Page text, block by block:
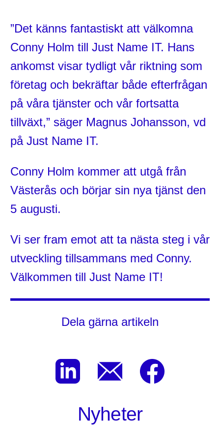
”Det känns fantastiskt att välkomna
Conny Holm till Just Name IT. Hans
ankomst visar tydligt vår riktning som
företag och bekräftar både efterfrågan
på våra tjänster och vår fortsatta
tillväxt,” säger Magnus Johansson, vd
på Just Name IT.
Conny Holm kommer att utgå från
Västerås och börjar sin nya tjänst den
5 augusti.
Vi ser fram emot att ta nästa steg i vår
utveckling tillsammans med Conny.
Välkommen till Just Name IT!
Dela gärna artikeln
Nyheter